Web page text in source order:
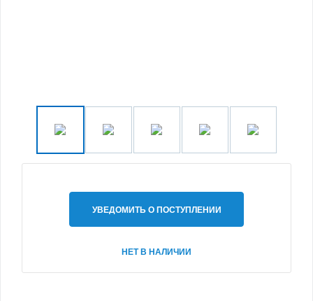
УВЕДОМИТЬ О ПОСТУПЛЕНИИ
НЕТ В НАЛИЧИИ